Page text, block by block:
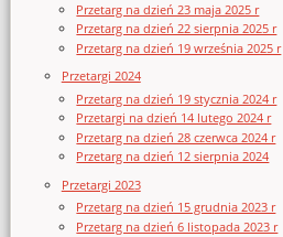
Przetarg na dzień 23 maja 2025 r
Przetarg na dzień 22 sierpnia 2025 r
Przetarg na dzień 19 września 2025 r
Przetargi 2024
Przetarg na dzień 19 stycznia 2024 r
Przetargi na dzień 14 lutego 2024 r
Przetarg na dzień 28 czerwca 2024 r
Przetarg na dzień 12 sierpnia 2024
Przetargi 2023
Przetarg na dzień 15 grudnia 2023 r
Przetarg na dzień 6 listopada 2023 r